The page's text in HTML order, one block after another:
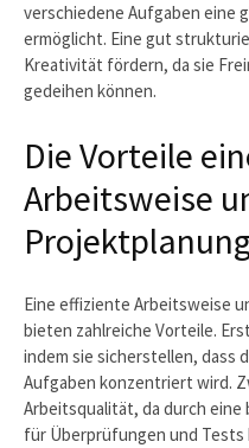
verschiedene Aufgaben eine
ermöglicht. Eine gut
Kreativität fördern, da sie
gedeihen können.
Die Vorteile
Arbeitsweise
Eine effiziente Arbeitsweise
bieten zahlreiche Vorteile.
indem sie sicherstellen, dass
Aufgaben konzentriert wird.
Arbeitsqualität, da durch eine
für Überprüfungen und